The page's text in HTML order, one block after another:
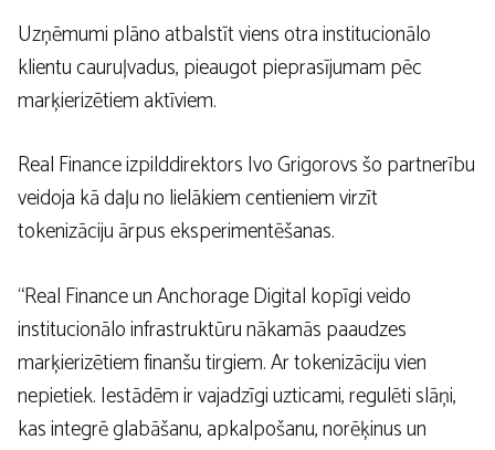
Uzņēmumi plāno atbalstīt viens otra institucionālo
klientu cauruļvadus, pieaugot pieprasījumam pēc
marķierizētiem aktīviem.
Real Finance izpilddirektors Ivo Grigorovs šo partnerību
veidoja kā daļu no lielākiem centieniem virzīt
tokenizāciju ārpus eksperimentēšanas.
“Real Finance un Anchorage Digital kopīgi veido
institucionālo infrastruktūru nākamās paaudzes
marķierizētiem finanšu tirgiem. Ar tokenizāciju vien
nepietiek. Iestādēm ir vajadzīgi uzticami, regulēti slāņi,
kas integrē glabāšanu, apkalpošanu, norēķinus un